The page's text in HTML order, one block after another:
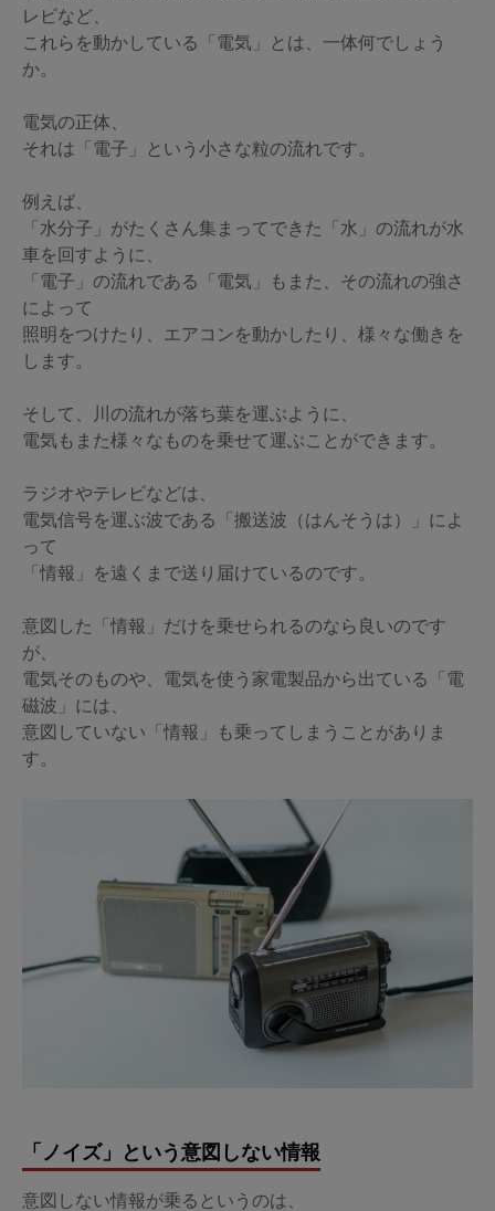
レビなど、
これらを動かしている「電気」とは、一体何でしょう
か。
電気の正体、
それは「電子」という小さな粒の流れです。
例えば、
「水分子」がたくさん集まってできた「水」の流れが水
車を回すように、
「電子」の流れである「電気」もまた、その流れの強さ
によって
照明をつけたり、エアコンを動かしたり、様々な働きを
します。
そして、川の流れが落ち葉を運ぶように、
電気もまた様々なものを乗せて運ぶことができます。
ラジオやテレビなどは、
電気信号を運ぶ波である「搬送波（はんそうは）」によ
って
「情報」を遠くまで送り届けているのです。
意図した「情報」だけを乗せられるのなら良いのです
が、
電気そのものや、電気を使う家電製品から出ている「電
磁波」には、
意図していない「情報」も乗ってしまうことがありま
す。
「ノイズ」という意図しない情報
意図しない情報が乗るというのは、